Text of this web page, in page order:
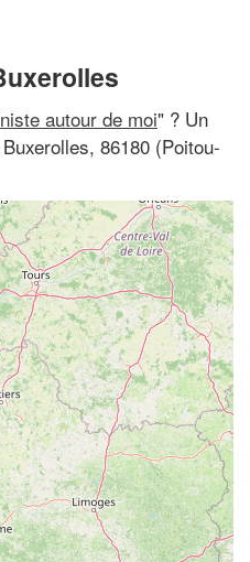
autour de moi" ? Un
86180 (Poitou-